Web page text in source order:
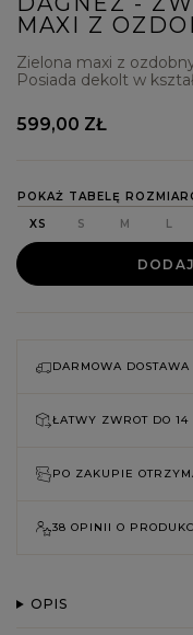
MAXI Z
Zielona maxi z
Posiada dekolt w
POKAŻ TABELĘ
XS
S M L
599,00 ZŁ
DARMOWA
ŁATWY ZWROT DO 14
PO ZAKUPIE
38 OPINII O
OPIS